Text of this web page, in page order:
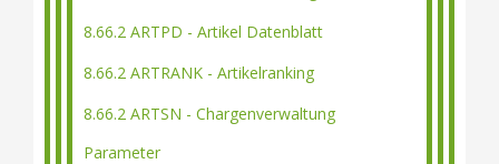
8.66.2 ARTPD - Artikel Datenblatt
8.66.2 ARTRANK - Artikelranking
8.66.2 ARTSN - Chargenverwaltung
Parameter